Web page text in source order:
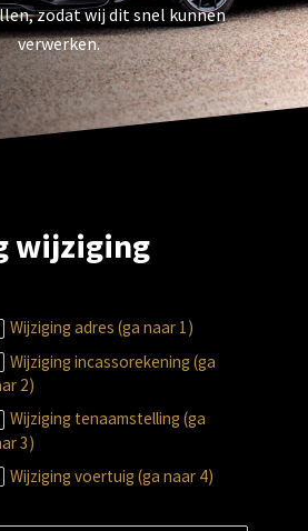
zodat wij dit snel kunnen
verwerken.
wijziging
Wijziging adres (ga naar 1)
Wijziging incassorekening (ga
2)
Wijziging tenaamstelling (ga
3)
Wijziging voertuig (ga naar 4)